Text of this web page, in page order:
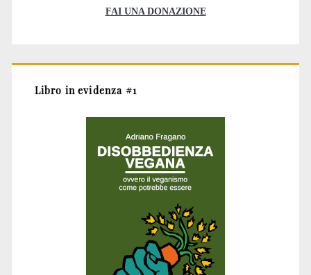
FAI UNA DONAZIONE
Libro in evidenza #1